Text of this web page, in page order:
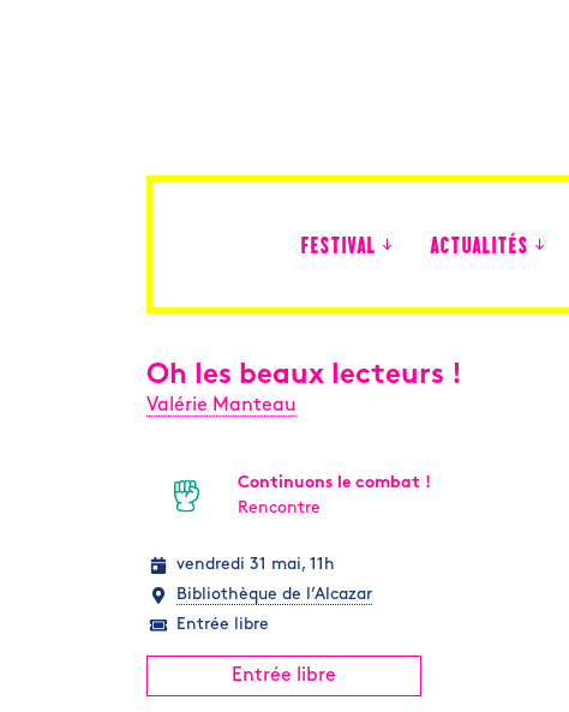
FESTIVAL ACTUALITÉS
Oh les beaux lecteurs !
Valérie Manteau
Continuons le combat !
Rencontre
vendredi 31 mai, 11h
Bibliothèque de l’Alcazar
Entrée libre
Entrée libre